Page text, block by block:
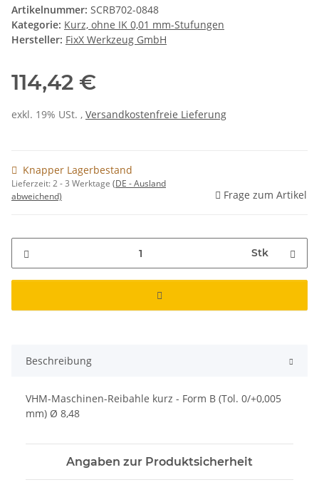
Artikelnummer: SCRB702-0848
Kategorie: Kurz, ohne IK 0,01 mm-Stufungen
Hersteller: FixX Werkzeug GmbH
114,42 €
exkl. 19% USt. , Versandkostenfreie Lieferung
Knapper Lagerbestand
Lieferzeit:2 - 3 Werktage (DE - Ausland
abweichend)
Frage zum Artikel
Stk
Beschreibung
VHM-Maschinen-Reibahle kurz - Form B (Tol. 0/+0,005
mm) Ø 8,48
Angaben zur Produktsicherheit